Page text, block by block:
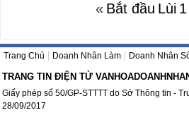
« Bắt đầu Lùi 1
Trang Chủ Doanh Nhân Làm Doanh Nhân
TRANG TIN ĐIỆN TỬ
Giấy phép số 50/GP-STTTT do Sở Thông tin -
28/09/2017